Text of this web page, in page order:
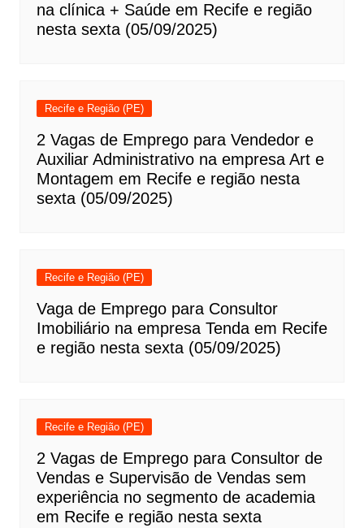
na clínica + Saúde em Recife e região
nesta sexta (05/09/2025)
Recife e Região (PE)
2 Vagas de Emprego para Vendedor e
Auxiliar Administrativo na empresa Art e
Montagem em Recife e região nesta
sexta (05/09/2025)
Recife e Região (PE)
Vaga de Emprego para Consultor
Imobiliário na empresa Tenda em Recife
e região nesta sexta (05/09/2025)
Recife e Região (PE)
2 Vagas de Emprego para Consultor de
Vendas e Supervisão de Vendas sem
experiência no segmento de academia
em Recife e região nesta sexta